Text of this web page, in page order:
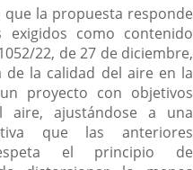
que la propuesta responde
como contenido
22, de 27 de diciembre,
la calidad del aire en la
proyecto con objetivos
aire, ajustándose a una
que las anteriores
el principio de